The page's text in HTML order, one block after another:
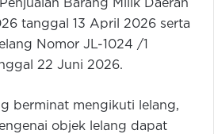
Barang Milik Daerah
tanggal 13 April 2026 serta
Nomor JL-1024 /1
22 Juni 2026.
berminat mengikuti lelang,
objek lelang dapat